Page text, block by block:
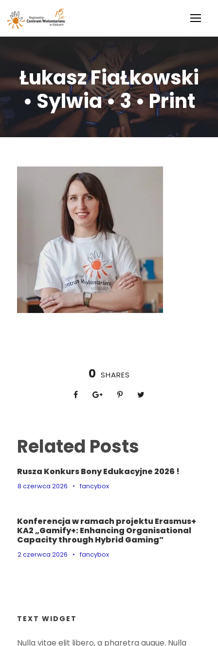
Łukasz FiaŁkowski
• Sylwia • 3 • Print
0 SHARES
Related Posts
Rusza Konkurs Bony Edukacyjne 2026 !
8 czerwca 2026 • fancybox
Konferencja w ramach projektu Erasmus+
KA2 „Gamify+: Enhancing Organisational
Capacity through Hybrid Gaming”
2 czerwca 2026 • fancybox
TEXT WIDGET
Nulla vitae elit libero, a pharetra augue. Nulla